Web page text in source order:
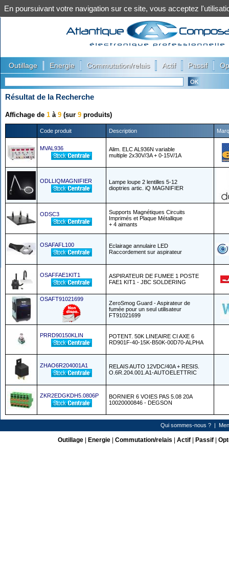
Outillage Energie Commutation/relais Actif Passif
Résultat de la Recherche
Affichage de 1 à 9 (sur 9 produits)
Code produit Description
MVAL936
Alim. ELC AL936N variable
multiple 2x30V/3A + 0-15V/1A
ODLLIQMAGNIFIER
Lampe loupe 2 lentilles 5-12
dioptries artic. iQ MAGNIFIER
ODSC3
Supports Magnétiques Circuits
Imprimés et Plaque Métallique
+ 4 aimants
OSAFAFL100
Eclairage annulaire LED
Raccordement sur aspirateur
OSAFFAE1KIT1
ASPIRATEUR DE FUMEE 1 POSTE
FAE1 KIT1 - JBC SOLDERING
OSAFT91021699
ZeroSmog Guard - Aspirateur de
fumée pour un seul utilisateur
FT91021699
PRRD90150KLIN
POTENT. 50K LINEAIRE CI AXE 6
RD901F-40-15K-B50K-00D70-ALPHA
ZHAO6R204001A1
RELAIS AUTO 12VDC/40A + RESIS.
O.6R.204.001.A1-AUTOELETTRIC
ZKR2EDGKDH5.0806P
BORNIER 6 VOIES PAS 5.08 20A
10020000846 - DEGSON
Qui sommes-nous ? |
Outillage| Energie| Commutation/relais Actif| Passif|
En poursuivant votre navigation sur ce site, vous acceptez